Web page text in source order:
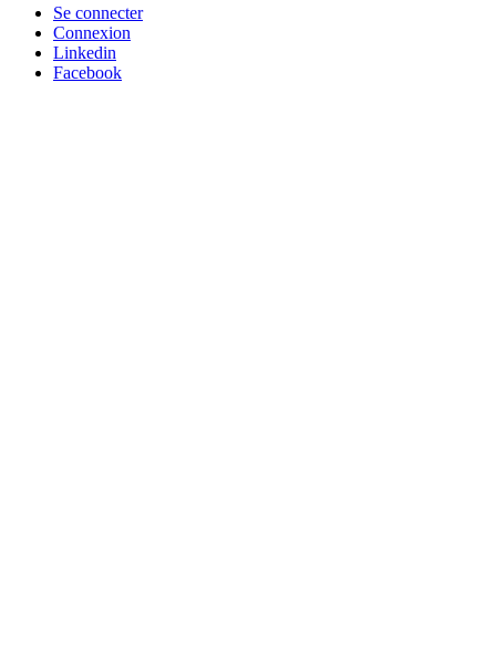
Se connecter
Connexion
Linkedin
Facebook